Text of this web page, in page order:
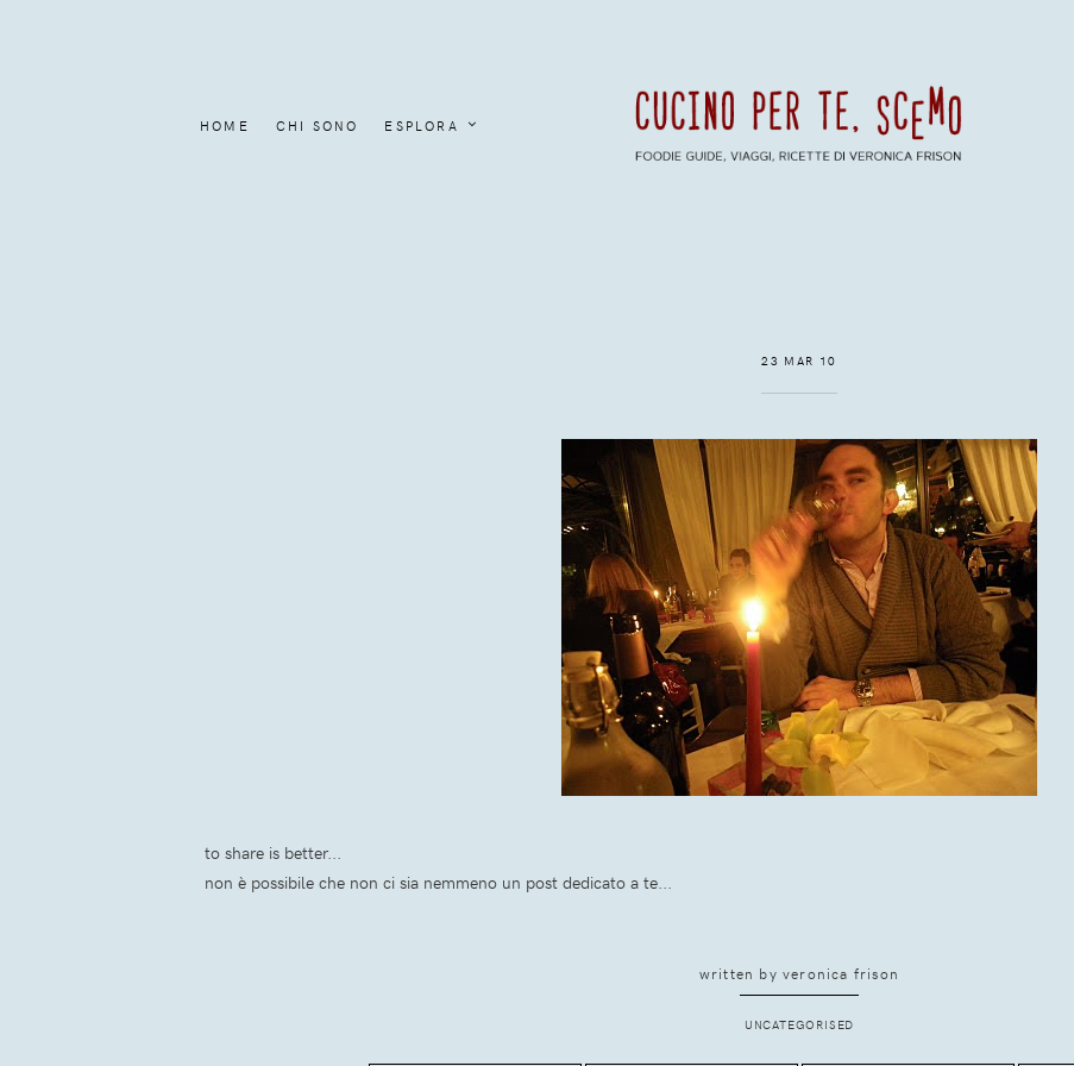
HOME CHI SONO ESPLORA
23 MAR 10
to share is better...
non è possibile che non ci sia nemmeno un post dedicato a te...
written byveronica frison
UNCATEGORISED